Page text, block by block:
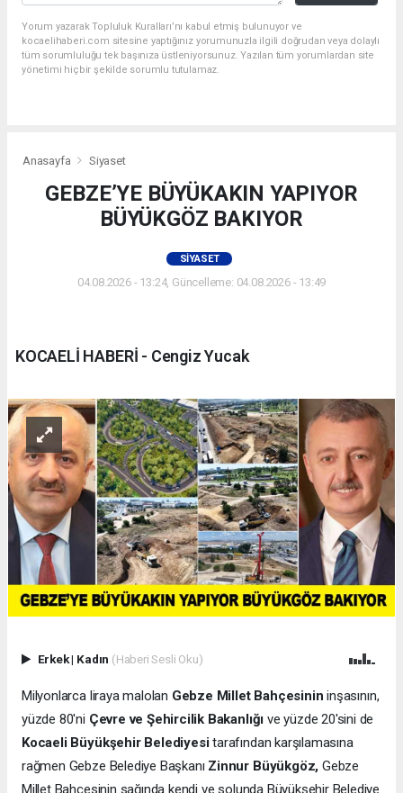
Yorum yazarak Topluluk Kuralları’nı kabul etmiş bulunuyor ve
kocaelihaberi.com sitesine yaptığınız yorumunuzla ilgili doğrudan veya dolaylı
tüm sorumluluğu tek başınıza üstleniyorsunuz. Yazılan tüm yorumlardan site
yönetimi hiçbir şekilde sorumlu tutulamaz.
Anasayfa Siyaset
GEBZE’YE BÜYÜKAKIN YAPIYOR
BÜYÜKGÖZ BAKIYOR
SIYASET
04.08.2026 - 13:24, Güncelleme: 04.08.2026 - 13:49
KOCAELİ HABERİ - Cengiz Yucak
Erkek| Kadın (Haberi Sesli Oku)
Milyonlarca liraya malolan Gebze Millet Bahçesinin inşasının,
yüzde 80'ni Çevre ve Şehircilik Bakanlığı ve yüzde 20'sini de
Kocaeli Büyükşehir Belediyesitarafından karşılamasına
rağmen Gebze Belediye Başkanı Zinnur Büyükgöz, Gebze
Millet Bahçesinin sağında kendi ve solunda Büyükşehir Belediye